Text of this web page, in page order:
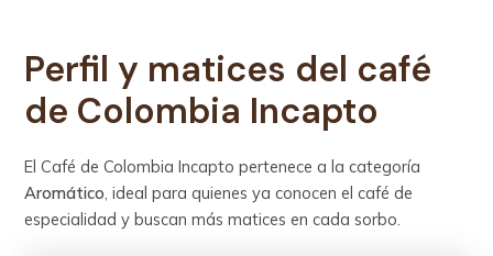
Perfil y matices del café
de Colombia Incapto
El Café de Colombia Incapto pertenece a la categoría
Aromático , ideal para quienes ya conocen el café de
especialidad y buscan más matices en cada sorbo.